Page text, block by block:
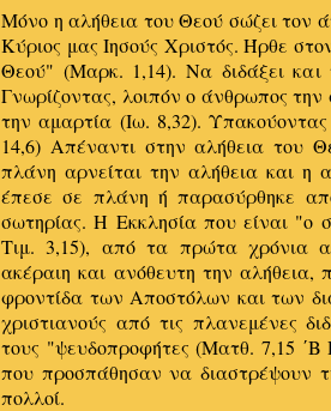
Μόνο η αλήθεια του Θεού σώζει τον
Κύριος μας Ιησούς Χριστός. Ήρθε
Θεού" (Μαρκ. 1,14). Να διδάξει και
Γνωρίζοντας, λοιπόν ο άνθρωπος
την αμαρτία (Ιω. 8,32).
14,6) Απέναντι στην αλήθεια του
πλάνη αρνείται την αλήθεια και η
έπεσε σε πλάνη ή παρασύρθηκε
σωτηρίας. Η Εκκλησία που είναι "ο
Τιμ. 3,15), από τα πρώτα χρόνια
ακέραιη και ανόθευτη την
φροντίδα των Αποστόλων και των
χριστιανούς από τις πλανεμένες
τους "ψευδοπροφήτες (Ματθ. 7,15 ΄Β
που προσπάθησαν να διαστρέψουν
πολλοί.